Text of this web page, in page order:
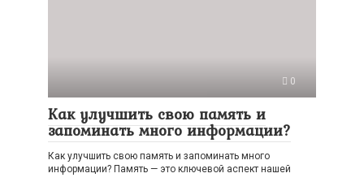
0
Как улучшить свою память и
запоминать много информации?
Как улучшить свою память и запоминать много
информации? Память — это ключевой аспект нашей